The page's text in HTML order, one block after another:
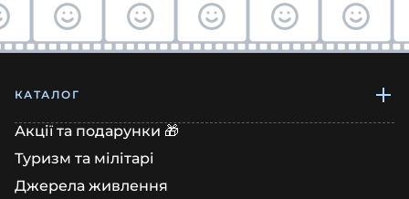
КАТАЛОГ
Акції та подарунки 🎁
Туризм та мілітарі
Джерела живлення